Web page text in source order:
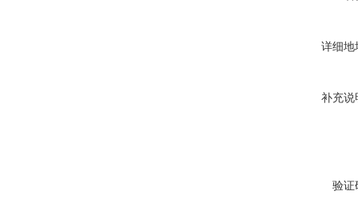
详细地
补充说
验证